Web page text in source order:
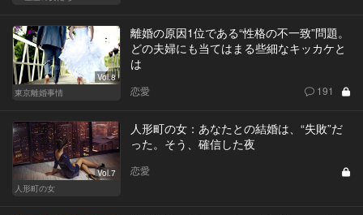
Vol.8
東京離婚事情
離婚の原因1位である“性格の不一致”問題。
どの夫婦にも当てはまる些細なキッカケと
は
恋愛 191
Vol.7
人形町の女
人形町の女：あなたとの結婚は、“失敗”だ
った。そう、確信した夜
恋愛